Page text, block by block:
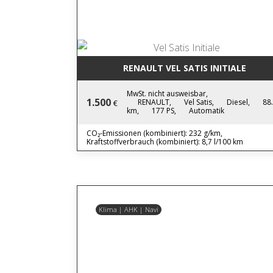
RENAULT VEL SATIS INITIALE
1.500 €
MwSt. nicht ausweisbar,
RENAULT,
Vel Satis, Diesel,
km,
177 PS, Automatik
CO₂-Emissionen (kombiniert): 232 g/km,
Kraftstoffverbrauch (kombiniert): 8,7 l/100 km
Klima | AHK | Navi